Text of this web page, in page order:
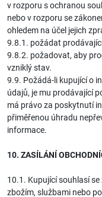
v rozporu s ochranou
nebo v rozporu se
ohledem na účel jejich
9.8.1. požádat
9.8.2. požadovat, aby
vzniklý stav.
9.9. Požádá-li kupující o
údajů, je mu prodávající
má právo za poskytnutí
přiměřenou úhradu
informace.
10. ZASÍLÁNÍ
10.1. Kupující souhlasí
zbožím, službami nebo